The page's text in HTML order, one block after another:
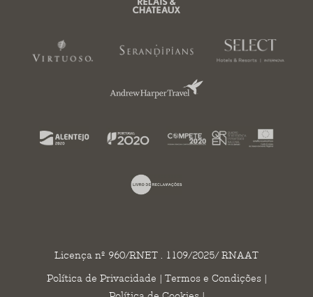
Licença nº 960/RNET . 1109/2025/ RNAAT
Política de Privacidade | Termos e Condições|